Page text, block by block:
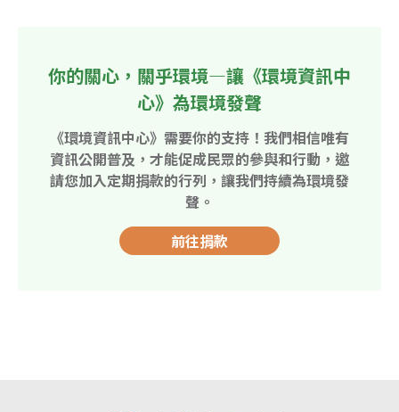
你的關心，關乎環境—讓《環境資訊中
心》為環境發聲
《環境資訊中心》需要你的支持！我們相信唯有
資訊公開普及，才能促成民眾的參與和行動，邀
請您加入定期捐款的行列，讓我們持續為環境發
聲。
前往捐款